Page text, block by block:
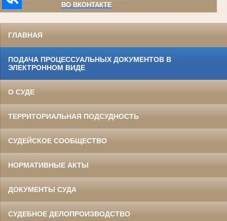
ВО ВКОНТАКТЕ
ГЛАВНАЯ
ПОДАЧА ПРОЦЕССУАЛЬНЫХ ДОКУМЕНТОВ В
ЭЛЕКТРОННОМ ВИДЕ
О СУДЕ
ТЕРРИТОРИАЛЬНАЯ ПОДСУДНОСТЬ
СУДЕЙСКОЕ СООБЩЕСТВО
НОРМАТИВНЫЕ АКТЫ
ДОКУМЕНТЫ СУДА
СУДЕБНОЕ ДЕЛОПРОИЗВОДСТВО